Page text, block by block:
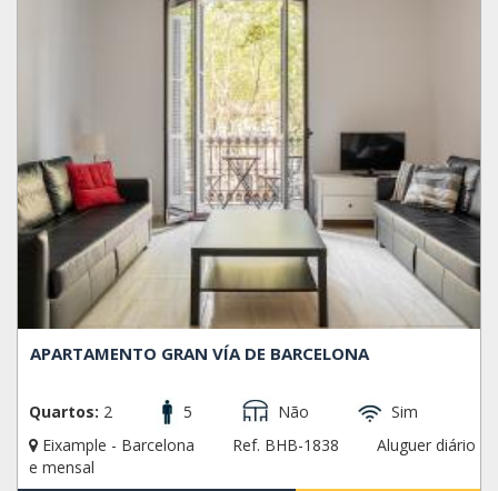
APARTAMENTO GRAN VÍA DE BARCELONA
Quartos: 2 5 Não
Sim
Eixample - Barcelona
Ref. BHB-1838
Aluguer diário
e mensal